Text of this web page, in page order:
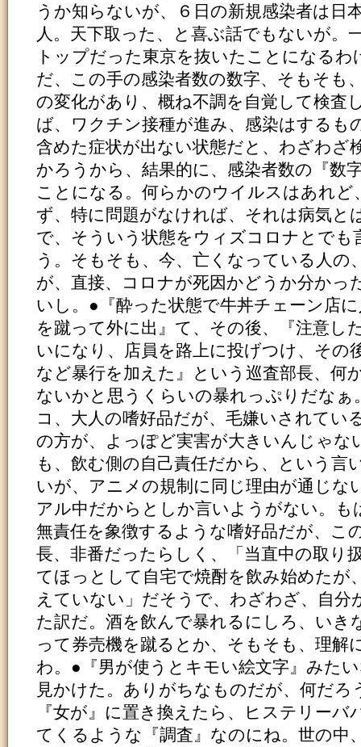
うか知らないが、６日の新規感染者は日
人。天下取った、と喜ぶ話でもないが。
トップだった東京を抜いたことになるわ
だ、この手の感染者数の数字、そもそも
の変化があり、概ね不調を自覚して検査
ば、ワクチン接種が進み、感染はするも
含めた症状が出ない状態だと、わざわざ
かろうから、結果的に、感染者数の『数
ことになる。何らかのウイルスはあれど
ず、特に問題がなければ、それは病気と
で、そういう状態をウィズコロナとでも
う。そもそも、今、亡くなっている人の
が、直接、コロナが死因かどうか分かっ
いし。●『酔った状態で牛丼チェーン店
を蹴って外に出』て、その後、『注意し
いになり、店員を路上に投げつけ、その
など暴行を加えた』という巡査部長、何
ないかと思うくらいの暴れっぷりだなぁ
コ、大人の嗜好品だが、毛嫌いされてい
の方が、よっぽど実害が大きいんじゃな
も、飲む側の自己責任だから、という言
いが、アニメの規制に同じ理由が通じな
アル中だからとしか言いようがない。も
無責任を象徴するような嗜好品だが、こ
長、非番だったらしく、「当直中の取り
てほっとして自宅で焼酎を飲み始めたが
えていない」だそうで、わざわざ、自分
た訳だ。酒を飲んで暴れるにしろ、いき
って券売機を蹴るとか、そもそも、理解
わ。●『男が使うとキモい絵文字』みた
見かけた。ありがちなものだが、何だろ
『女が』に置き換えたら、ヒステリーバ
てくるような『調査』なのにね。世の中